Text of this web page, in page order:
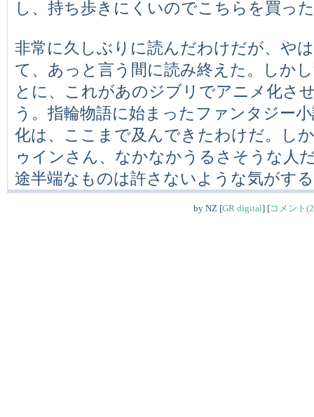
し、持ち歩きにくいのでこちらを買っ
非常に久しぶりに読んだわけだが、や
て、あっと言う間に読み終えた。しか
とに、これがあのジブリでアニメ化さ
う。指輪物語に始まったファンタジー
化は、ここまで及んできたわけだ。し
ゥインさん、なかなかうるさそうな人
途半端なものは許さないような気がす
by NZ [GR digital] [コメント